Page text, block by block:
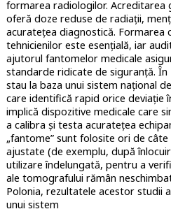
formarea radiologilor. Acreditarea
oferă doze reduse de radiații,
acuratețea diagnostică. Formarea
tehnicienilor este esențială, iar
ajutorul fantomelor medicale
standarde ridicate de siguranță. În
stau la baza unui sistem național
care identifică rapid orice deviație
implică dispozitive medicale care
a calibra și testa acuratețea
„fantome” sunt folosite ori de
ajustate (de exemplu, după
utilizare îndelungată, pentru a
ale tomografului rămân
Polonia, rezultatele acestor studii
unui sistem